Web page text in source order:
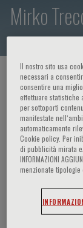
Mirko
HOME PAGE /
Mirko
Mirko
and a MSc in
Initially
Il nostro sito usa
necessari a
consentire una
effettuare statistiche
per sottoporti
manifestate
automaticamente
Cookie policy. Per
di pubblicità mirata
INFORMAZIONI
menzionate tipologie